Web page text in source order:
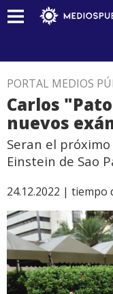
PORTAL MEDIOS
Carlos
nuevos
Seran el
Einstein de Sao
24.12.2022 | tiempo